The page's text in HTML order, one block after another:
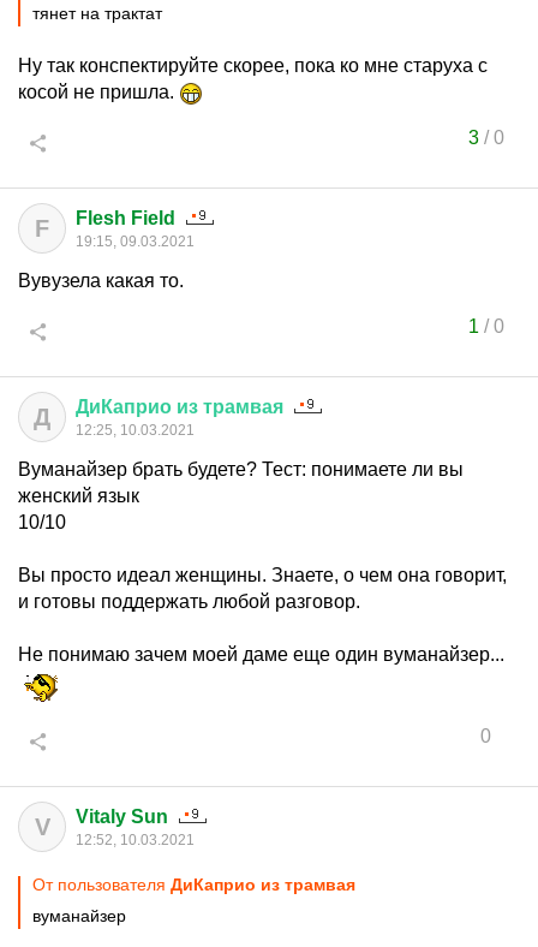
тянет на трактат
Ну так конспектируйте скорее, пока ко мне старуха с
косой не пришла.
3/0
F Flesh Field
19:15, 09.03.2021
Вувузела какая то.
1 /0
Д ДиКаприо из трамвая
12:25, 10.03.2021
Вуманайзер брать будете? Тест: понимаете ли вы
женский язык
10/10
Вы просто идеал женщины. Знаете, о чем она говорит,
и готовы поддержать любой разговор.
Не понимаю зачем моей даме еще один вуманайзер...
0
V Vitaly Sun
12:52, 10.03.2021
От пользователя ДиКаприо из трамвая
вуманайзер